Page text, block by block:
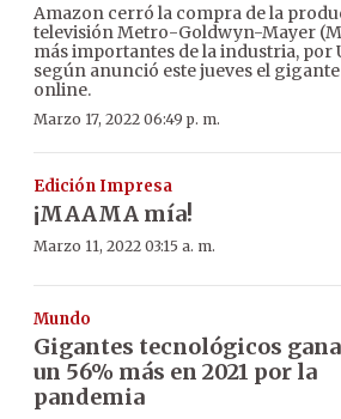
Amazon cerró la compra de la
televisión Metro-Goldwyn-Mayer
más importantes de la industria, por
según anunció este jueves el
online.
Marzo 17, 2022 06:49 p. m.
Edición Impresa
¡MAAMA mía!
Marzo 11, 2022 03:15 a. m.
Mundo
Gigantes tecnológicos
un 56% más en 2021 por la
pandemia